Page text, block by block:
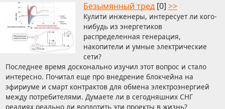
Безымянный тред [0] >>
Кулити инженеры, интересует ли кого-
нибудь из энергетиков
распределенная генерация,
накопители и умные электрические
сети?
Последнее время досконально изучил этот вопрос и стало
интересно. Почитал еще про внедрение блокчейна на
эфириуме и смарт контрактов для обмена электроэнергией
между потребителями. Думаете ли в сегодняшних СНГ
реалиях реально ли воплотить эти проекты в жизнь?